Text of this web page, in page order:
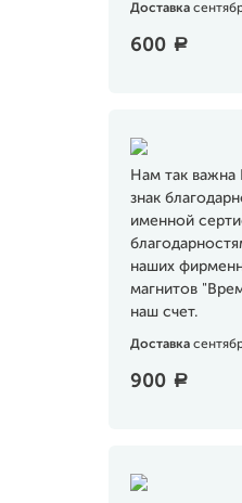
Доставка
600 a
Нам так важна
знак
именной
наших
магнитов
наш счет.
Доставка
900 a